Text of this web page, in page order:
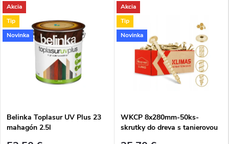
Akcia
Tip
Novinka
Belinka Toplasur UV Plus 23
mahagón 2.5l
Akcia
Tip
Novinka
WKCP 8x280mm-50ks-
skrutky do dreva s tanierovou